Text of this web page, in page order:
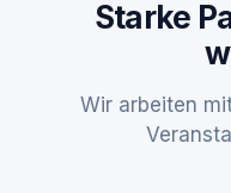
Starke
Wir arbeiten